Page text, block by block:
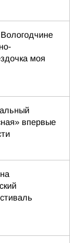
моя
впервые